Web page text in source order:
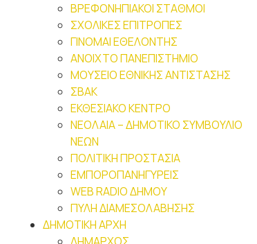
ΒΡΕΦΟΝΗΠΙΑΚΟΙ ΣΤΑΘΜΟΙ
ΣΧΟΛΙΚΕΣ ΕΠΙΤΡΟΠΕΣ
ΓΙΝΟΜΑΙ ΕΘΕΛΟΝΤΗΣ
ΑΝΟΙΧΤΟ ΠΑΝΕΠΙΣΤΗΜΙΟ
ΜΟΥΣΕΙΟ ΕΘΝΙΚΗΣ ΑΝΤΙΣΤΑΣΗΣ
ΣΒΑΚ
ΕΚΘΕΣΙΑΚΟ ΚΕΝΤΡΟ
ΝΕΟΛΑΙA – ΔΗΜΟΤΙΚΟ ΣΥΜΒΟΥΛΙΟ
ΝΕΩΝ
ΠΟΛΙΤΙΚΗ ΠΡΟΣΤΑΣΙΑ
ΕΜΠΟΡΟΠΑΝΗΓΥΡΕΙΣ
WEB RADIO ΔΗΜΟΥ
ΠΥΛΗ ΔΙΑΜΕΣΟΛΑΒΗΣΗΣ
ΔΗΜΟΤΙΚΗ ΑΡΧΗ